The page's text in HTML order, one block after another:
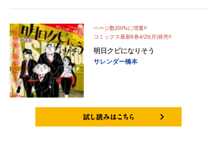
ページ数200%に増量‼
コミックス最新8巻4/20(月)発売‼
明日クビになりそう
サレンダー橋本